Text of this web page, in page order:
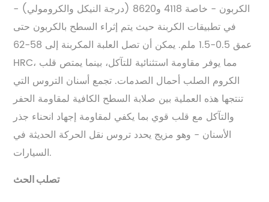
الكربون - خاصة 4118 و8620 (درجة النيكل والكرومولي) -
في تطبيقات الكربنة حيث يتم إثراء السطح بالكربون حتى
عمق 0.5-1.5 ملم. يمكن أن تصل العلبة المكربنة إلى 58-62
HRC، مما يوفر مقاومة استثنائية للتآكل، بينما يمتص قلب
الكروم الصلب أحمال الصدمات. تجمع أسنان التروس التي
تنتجها هذه العملية بين صلابة السطح الكافية لمقاومة الحفر
والتآكل مع قلب قوي بما يكفي لمقاومة إجهاد انحناء جذر
الأسنان - وهو مزيج يحدد تروس نقل الحركة الحديثة في
السيارات.
تصلب الحث